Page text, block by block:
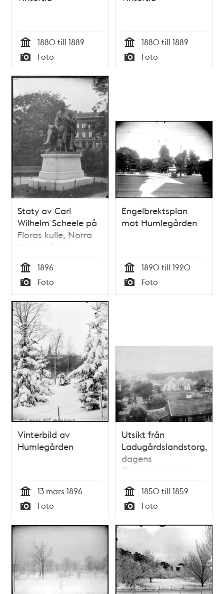
Tid
1880 till 1889
Typ
Foto Tid
1880 till 1889
Typ
Foto
Staty av Carl
Wilhelm Scheele på
Floras kulle, Norra
Humlegården
Tid
1896
Typ
Foto
Engelbrektsplan
mot Humlegården
Tid
1890 till 1920
Typ
Foto
Vinterbild av
Humlegården
Tid
13 mars 1896
Typ
Foto
Utsikt från
Ladugårdslandstorg,
dagens
Östermalmstorg,
ned mot
Johannesbergen
och Humlegården
Tid
1850 till 1859
Typ
Foto